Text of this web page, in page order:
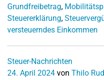
Grundfreibetrag,
Steuererklärung,
versteuerndes Einkommen
Steuer-Nachrichten
24. April 2024 von Thilo